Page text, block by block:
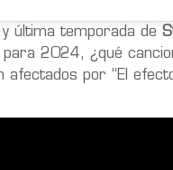
y última temporada de
para 2024, ¿qué
afectados por “El